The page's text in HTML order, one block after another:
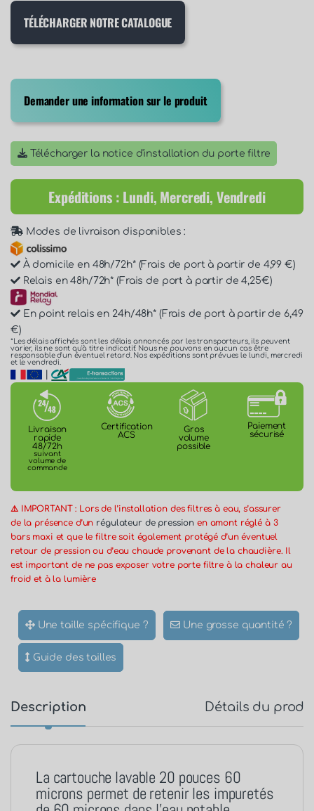
TÉLÉCHARGER NOTRE CATALOGUE
Demander une information sur le produit
Télécharger la notice d'installation du porte filtre
Expéditions : Lundi, Mercredi, Vendredi
Modes de livraison disponibles :
À domicile en 48h/72h* (Frais de port à partir de 4,99 €)
Relais en 48h/72h* (Frais de port à partir de 4,25€)
En point relais en 24h/48h* (Frais de port à partir de 6,49
€)
*Les délais affichés sont les délais annoncés par les transporteurs, ils peuvent
varier, ils ne sont qu'à titre indicatif. Nous ne pouvons en aucun cas être
responsable d'un éventuel retard. Nos expéditions sont prévues le lundi, mercredi
et le vendredi.
Livraison
rapide
48/72h
suivant
volume de
commande
Certification
ACS
Gros
volume
possible
Paiement
sécurisé
⚠️ IMPORTANT : Lors de l’installation des filtres à eau, s’assurer
de la présence d’un régulateur de pression en amont réglé à 3
bars maxi et que le filtre soit également protégé d’un éventuel
retour de pression ou d’eau chaude provenant de la chaudière. Il
est important de ne pas exposer votre porte filtre à la chaleur au
froid et à la lumière
Une taille spécifique ? Une grosse quantité ?
Guide des tailles
Description Détails du
La cartouche lavable 20 pouces 60
microns permet de retenir les impuretés